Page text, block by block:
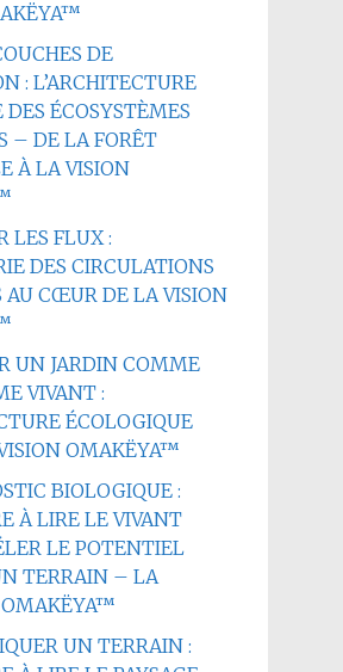
DE
: L’ARCHITECTURE
ÉCOSYSTÈMES
– DE LA FORÊT
À LA VISION
LES FLUX :
DES CIRCULATIONS
AU CŒUR DE LA VISION
UN JARDIN COMME
VIVANT :
ÉCOLOGIQUE
OMAKËYA™
BIOLOGIQUE :
À LIRE LE VIVANT
LE POTENTIEL
TERRAIN – LA
UN TERRAIN :